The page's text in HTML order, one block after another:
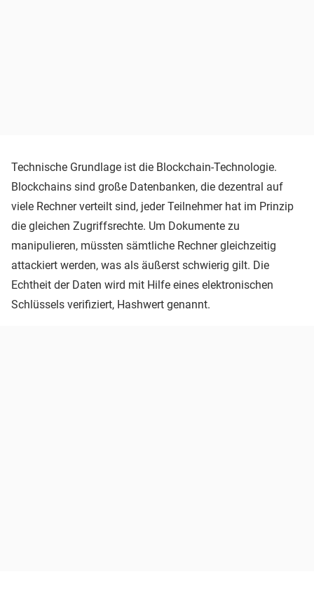
Technische Grundlage ist die Blockchain-Technologie.
Blockchains sind große Datenbanken, die dezentral auf
viele Rechner verteilt sind, jeder Teilnehmer hat im Prinzip
die gleichen Zugriffsrechte. Um Dokumente zu
manipulieren, müssten sämtliche Rechner gleichzeitig
attackiert werden, was als äußerst schwierig gilt. Die
Echtheit der Daten wird mit Hilfe eines elektronischen
Schlüssels verifiziert, Hashwert genannt.